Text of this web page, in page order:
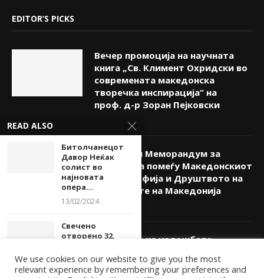
EDITOR’S PICKS
Вечер промоција на научната
книга „Св. Климент Охридски во
современата македонска
творечка инспирација“ на
проф. д-р Зоран Пејковски
Потпишан Меморандум за
соработка помеѓу Македонскиот
КИЦ во Софија и Друштвото на
писателите на Македонија
08/08/2026
Отворање на изложбата
денес на Бит фест
READ ALSO
Битолчанецот
Давор Неќак
солист во
најновата
опера...
13/02/2024
Свечено
отворено 32.
Интернационалниот
фестивал...
We use cookies on our website to give you the most
relevant experience by remembering your preferences and